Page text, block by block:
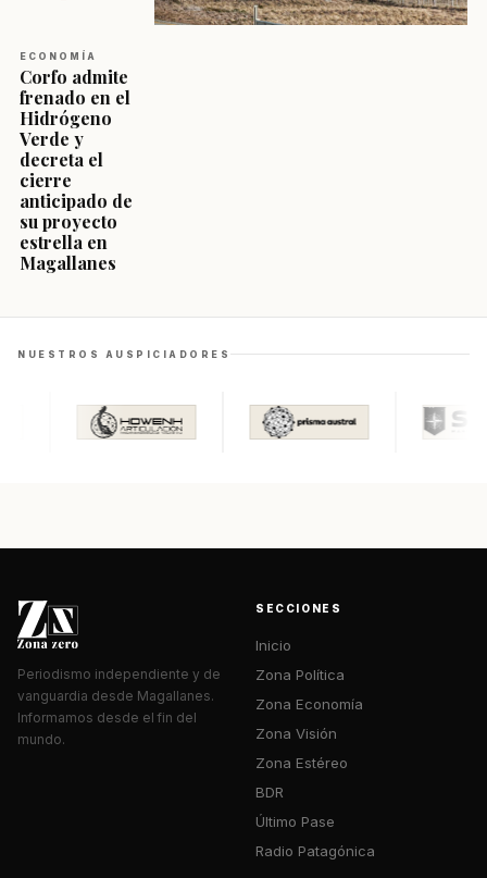
ECONOMÍA
Corfo admite
frenado en el
Hidrógeno
Verde y
decreta el
cierre
anticipado de
su proyecto
estrella en
Magallanes
NUESTROS AUSPICIADORES
Periodismo independiente y de
vanguardia desde Magallanes.
Informamos desde el fin del
mundo.
SECCIONES
Inicio
Zona Política
Zona Economía
Zona Visión
Zona Estéreo
BDR
Último Pase
Radio Patagónica